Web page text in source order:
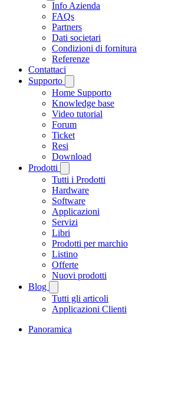
Info Azienda
FAQs
Partners
Dati societari
Condizioni di fornitura
Referenze
Contattaci
Supporto
Home Supporto
Knowledge base
Video tutorial
Forum
Ticket
Resi
Download
Prodotti
Tutti i Prodotti
Hardware
Software
Applicazioni
Servizi
Libri
Prodotti per marchio
Listino
Offerte
Nuovi prodotti
Blog
Tutti gli articoli
Applicazioni Clienti
Panoramica